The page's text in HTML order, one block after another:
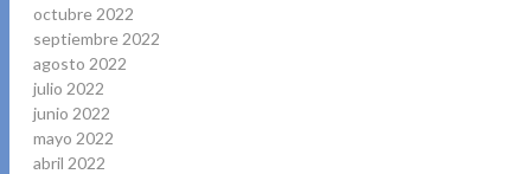
octubre 2022
septiembre 2022
agosto 2022
julio 2022
junio 2022
mayo 2022
abril 2022